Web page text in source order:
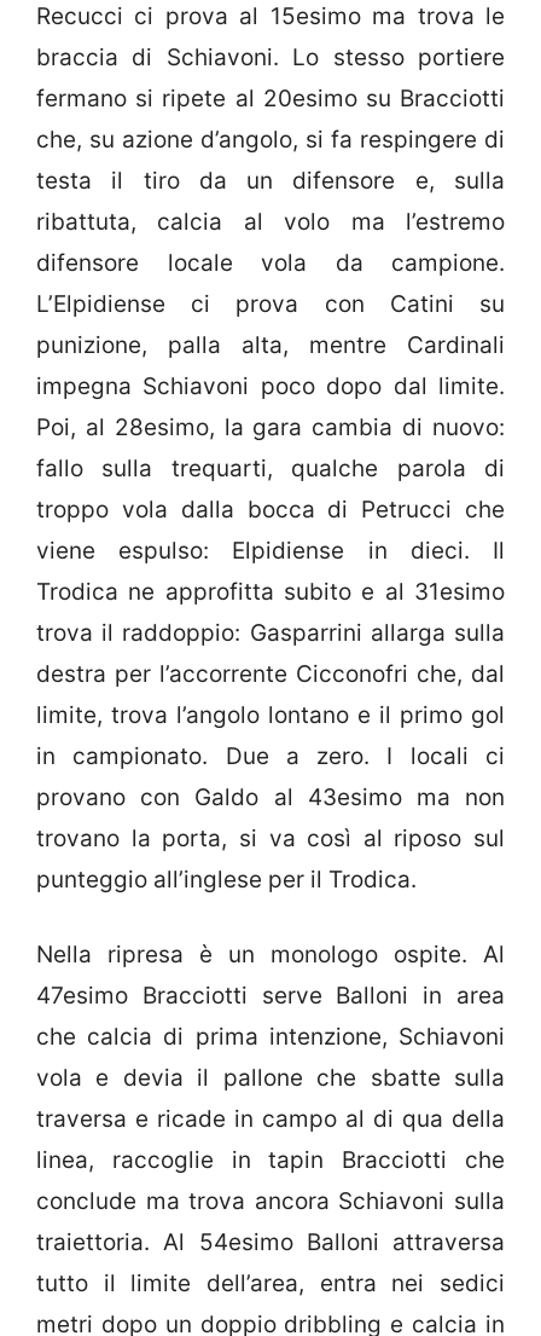
Recucci ci prova al 15esimo ma trova le
braccia di Schiavoni. Lo stesso portiere
fermano si ripete al 20esimo su Bracciotti
che, su azione d’angolo, si fa respingere di
testa il tiro da un difensore e, sulla
ribattuta, calcia al volo ma l’estremo
difensore locale vola da campione.
L’Elpidiense ci prova con Catini su
punizione, palla alta, mentre Cardinali
impegna Schiavoni poco dopo dal limite.
Poi, al 28esimo, la gara cambia di nuovo:
fallo sulla trequarti, qualche parola di
troppo vola dalla bocca di Petrucci che
viene espulso: Elpidiense in dieci. Il
Trodica ne approfitta subito e al 31esimo
trova il raddoppio: Gasparrini allarga sulla
destra per l’accorrente Cicconofri che, dal
limite, trova l’angolo lontano e il primo gol
in campionato. Due a zero. I locali ci
provano con Galdo al 43esimo ma non
trovano la porta, si va così al riposo sul
punteggio all’inglese per il Trodica.
Nella ripresa è un monologo ospite. Al
47esimo Bracciotti serve Balloni in area
che calcia di prima intenzione, Schiavoni
vola e devia il pallone che sbatte sulla
traversa e ricade in campo al di qua della
linea, raccoglie in tapin Bracciotti che
conclude ma trova ancora Schiavoni sulla
traiettoria. Al 54esimo Balloni attraversa
tutto il limite dell’area, entra nei sedici
metri dopo un doppio dribbling e calcia in